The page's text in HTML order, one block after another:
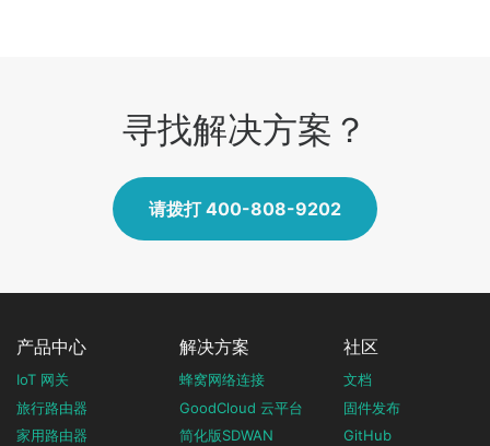
寻找解决方案？
请拨打 400-808-9202
产品中心
IoT 网关
旅行路由器
家用路由器
解决方案
蜂窝网络连接
GoodCloud 云平台
简化版SDWAN
社区
文档
固件发布
GitHub